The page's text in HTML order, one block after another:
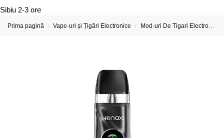
Sibiu 2-3 ore
Prima pagină / Vape-uri și Țigări Electronice / Mod-uri De Tigari Electronica